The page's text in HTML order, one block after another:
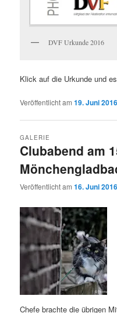
DVF Urkunde 2016
Klick auf die Urkunde und
Veröffentlicht am19. Juni 2016
Clubabend am
GALERIE
Veröffentlicht am16. Juni 2016
Chefe brachte die übrigen